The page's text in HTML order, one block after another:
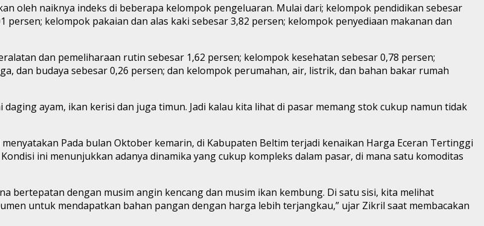
oleh naiknya indeks di beberapa kelompok pengeluaran. Mulai dari; kelompok pendidikan sebesar
kelompok pakaian dan alas kaki sebesar 3,82 persen; kelompok penyediaan makanan dan
dan pemeliharaan rutin sebesar 1,62 persen; kelompok kesehatan sebesar 0,78 persen;
dan budaya sebesar 0,26 persen; dan kelompok perumahan, air, listrik, dan bahan bakar rumah
ayam, ikan kerisi dan juga timun. Jadi kalau kita lihat di pasar memang stok cukup namun tidak
Pada bulan Oktober kemarin, di Kabupaten Beltim terjadi kenaikan Harga Eceran Tertinggi
ini menunjukkan adanya dinamika yang cukup kompleks dalam pasar, di mana satu komoditas
bertepatan dengan musim angin kencang dan musim ikan kembung. Di satu sisi, kita melihat
untuk mendapatkan bahan pangan dengan harga lebih terjangkau,” ujar Zikril saat membacakan